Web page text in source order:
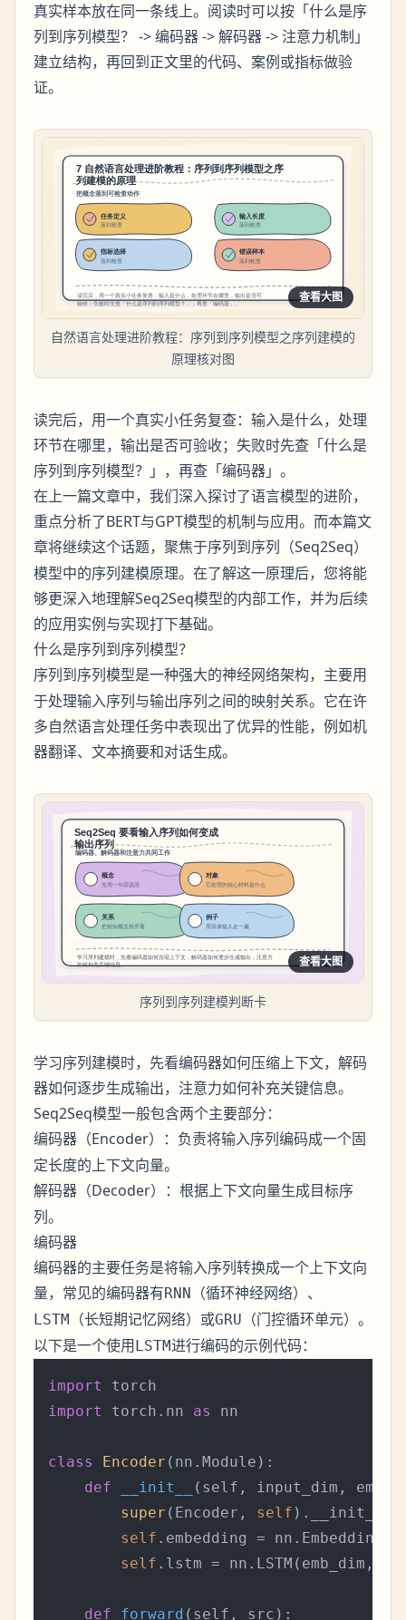
真实样本放在同一条线上。阅读时可以按「什么是序
列到序列模型？ -> 编码器 -> 解码器 -> 注意力机制」
建立结构，再回到正文里的代码、案例或指标做验
证。
查看大图
自然语言处理进阶教程：序列到序列模型之序列建模的
原理核对图
读完后，用一个真实小任务复查：输入是什么，处理
环节在哪里，输出是否可验收；失败时先查「什么是
序列到序列模型？」，再查「编码器」。
在上一篇文章中，我们深入探讨了语言模型的进阶，
重点分析了BERT与GPT模型的机制与应用。而本篇文
章将继续这个话题，聚焦于序列到序列
（Seq2Seq）
模型中的序列建模原理。在了解这一原理后，您将能
够更深入地理解Seq2Seq模型的内部工作，并为后续
的应用实例与实现打下基础。
什么是序列到序列模型？
序列到序列 模型是一种强大的神经网络架构，主要用
于处理输入序列与输出序列之间的映射关系。它在许
多自然语言处理任务中表现出了优异的性能，例如机
器翻译、文本摘要和对话生成。
查看大图
序列到序列建模判断卡
学习序列建模时，先看编码器如何压缩上下文，解码
器如何逐步生成输出，注意力如何补充关键信息。
Seq2Seq模型一般包含两个主要部分：
编码器 （Encoder）：负责将输入序列编码成一个固
定长度的上下文向量。
解码器 （Decoder）：根据上下文向量生成目标序
列。
编码器
编码器的主要任务是将输入序列转换成一个上下文向
量，常见的编码器有RNN （循环神经网络）、
LSTM （长短期记忆网络）或GRU
（门控循环单元）。
以下是一个使用 LSTM进行编码的示例代码：
import
import
torch.nn as nn
class Encoder (nn.Module):
def
__init__ ( self, input_dim,
super (Encoder, self ).__init__()
self .embedding =
self .lstm = nn.LSTM(emb_dim,
def forward ( self, src ):